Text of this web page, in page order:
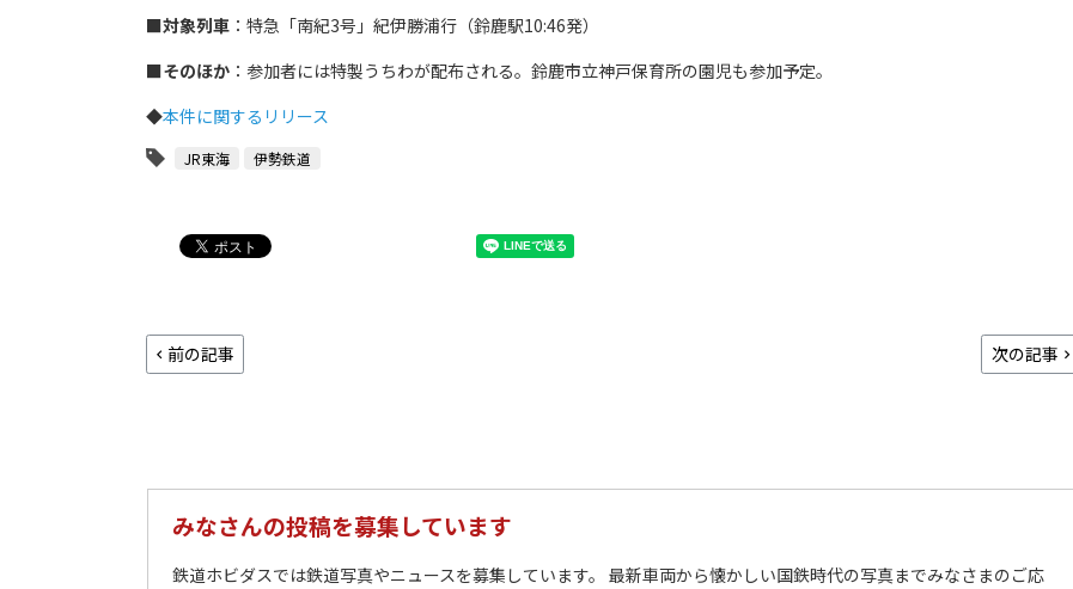
■対象列車 ：特急「南紀3号」紀伊勝浦行（鈴鹿駅10:46発）
■そのほか ：参加者には特製うちわが配布される。鈴鹿市立神戸保育所の園児も参加予定。
◆本件に関するリリース
JR東海 伊勢鉄道
前の記事 次の記事
みなさんの投稿を募集しています
鉄道ホビダスでは鉄道写真やニュースを募集しています。 最新車両から懐かしい国鉄時代の写真までみなさまのご応